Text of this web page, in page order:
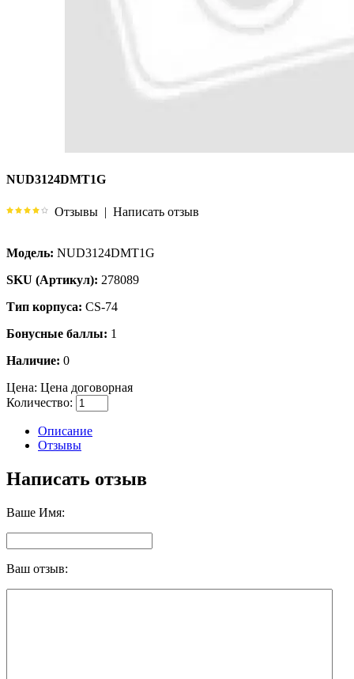
NUD3124DMT1G
Отзывы | Написать отзыв
Модель: NUD3124DMT1G
SKU (Артикул): 278089
Тип корпуса: CS-74
Бонусные баллы: 1
Наличие: 0
Цена: Цена договорная
Количество:
Описание
Отзывы
Написать отзыв
Ваше Имя:
Ваш отзыв: